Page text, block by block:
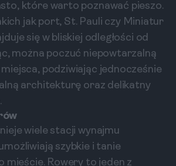
które warto poznawać pieszo.
jak port, St. Pauli czy Miniatur
się w bliskiej odległości od
można poczuć niepowtarzalną
podziwiając jednocześnie
architekturę oraz delikatny
wiele stacji wynajmu
szybkie i tanie
mieście. Rowery to jeden z